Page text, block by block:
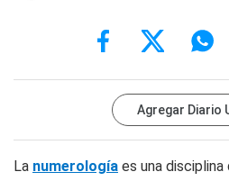
Agregar Diario
La numerología es una